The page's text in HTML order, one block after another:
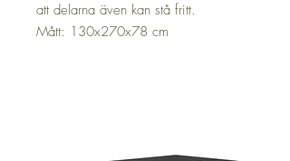
att delarna även kan stå fritt.
Mått: 130x270x78 cm